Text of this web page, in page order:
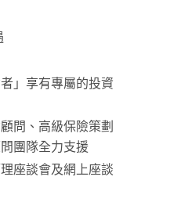
」享有專屬的投資
問、高級保險策劃
團隊全力支援
座談會及網上座談